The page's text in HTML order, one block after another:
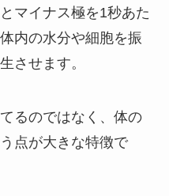
マイナス極を1秒あた
内の水分や細胞を振
させます。
るのではなく、体の
点が大きな特徴で